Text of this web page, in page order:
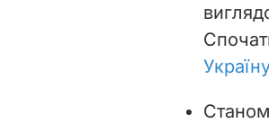
Станом